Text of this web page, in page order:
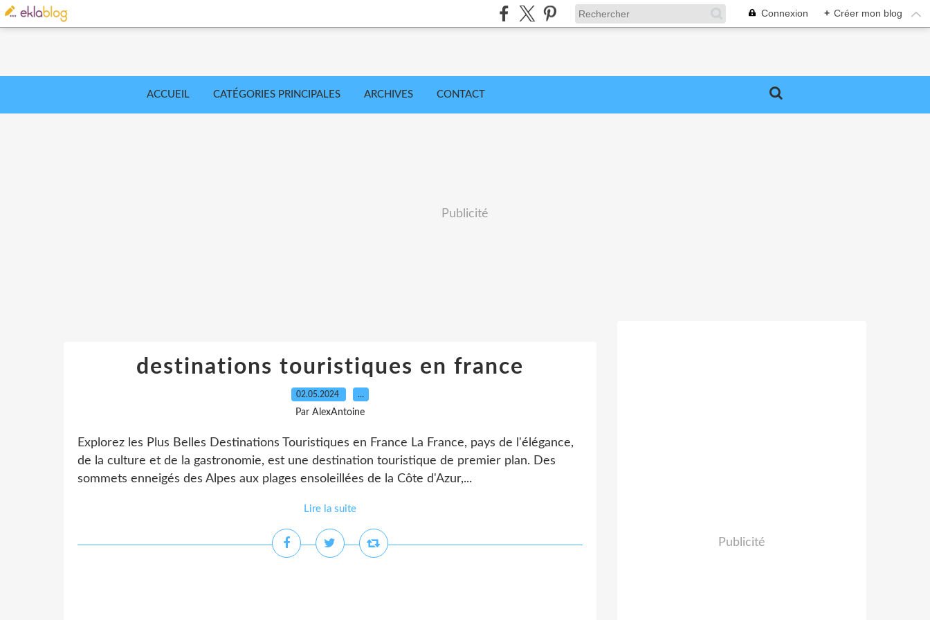
Connexion + Créer mon blog
ACCUEIL CATÉGORIES PRINCIPALES ARCHIVES CONTACT
Publicité
destinations touristiques en france
02.05.2024 …
Par AlexAntoine
Explorez les Plus Belles Destinations Touristiques en France La France, pays de l'élégance,
de la culture et de la gastronomie, est une destination touristique de premier plan. Des
sommets enneigés des Alpes aux plages ensoleillées de la Côte d'Azur,...
Lire la suite
Publicité